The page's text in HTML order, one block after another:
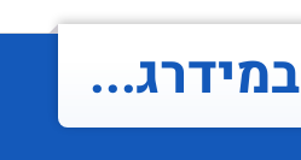
במידרג...